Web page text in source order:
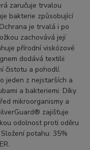
zaručuje trvalou
bakterie způsobující
je trvalá i po
zachovává její
přírodní viskózové
dodává textilii
čistotu a pohodlí.
jeden z nejstarších a
a bakteriemi. Díky
mikroorganismy a
zajišťuje
odolnost proti oděru
potahu: 35%